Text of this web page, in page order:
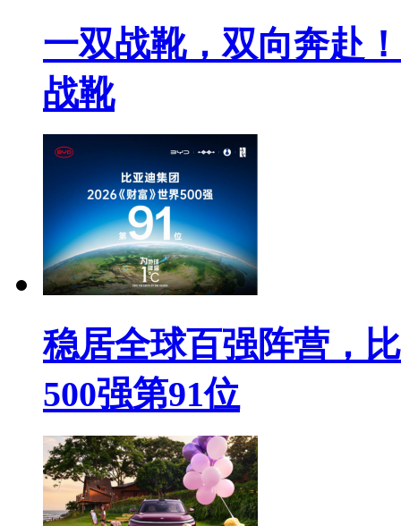
一双战靴，双向奔赴
战靴
稳居全球百强阵营，
500强第91位